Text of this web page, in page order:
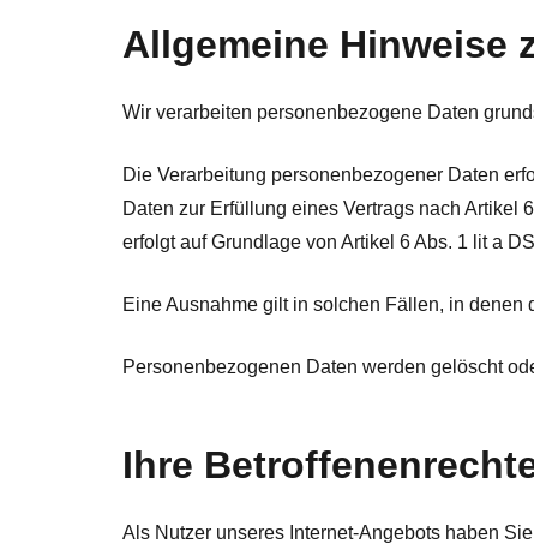
Allgemeine Hinweise
Wir verarbeiten personenbezogene Daten
Die Verarbeitung personenbezogener Daten
Daten zur Erfüllung eines Vertrags nach Artikel
erfolgt auf Grundlage von Artikel 6 Abs. 1 lit a
Eine Ausnahme gilt in solchen Fällen, in denen
Personenbezogenen Daten werden gelöscht
Ihre
Als Nutzer unseres Internet-Angebots haben